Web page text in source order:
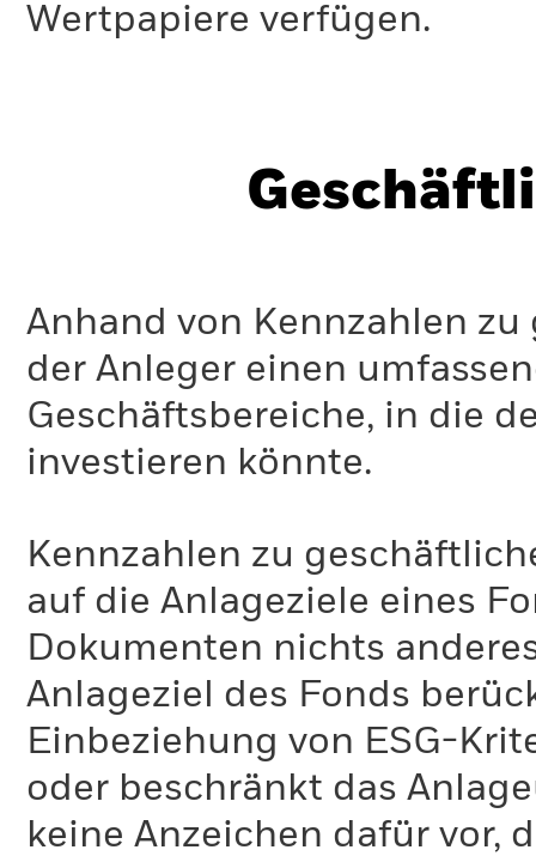
Wertpapiere verfügen.
Anhand von Kennzahlen
der Anleger einen
Geschäftsbereiche, in die
investieren könnte.
Kennzahlen zu
auf die Anlageziele eines
Dokumenten nichts
Anlageziel des Fonds
Einbeziehung von ESG-
oder beschränkt das
keine Anzeichen dafür vor,